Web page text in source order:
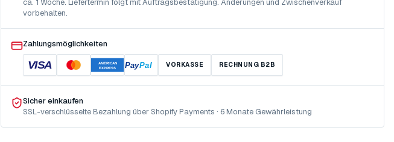
ca. 1 Woche. Liefertermin folgt mit Auftragsbestätigung. Änderungen und Zwischenverkauf
vorbehalten.
Zahlungsmöglichkeiten
VISA
AMERICAN
EXPRESS
PayPal VORKASSE RECHNUNG B2B
Sicher einkaufen
SSL-verschlüsselte Bezahlung über Shopify Payments · 6 Monate Gewährleistung